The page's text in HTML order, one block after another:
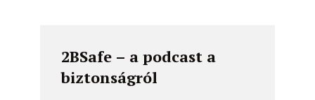
2BSafe – a podcast a
biztonságról